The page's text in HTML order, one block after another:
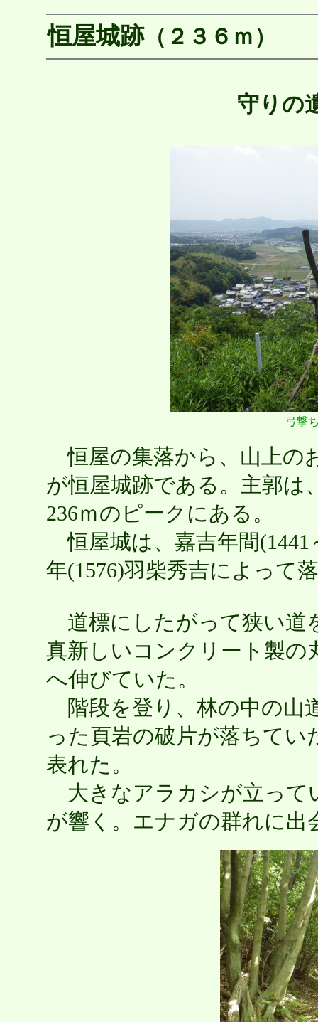
恒屋城跡（２３６ｍ）
守りの
弓撃
恒屋の集落から、山上の
が恒屋城跡である。主郭は
236ｍのピークにある。
恒屋城は、嘉吉年間(1441
年(1576)羽柴秀吉によって
道標にしたがって狭い道
真新しいコンクリート製の
へ伸びていた。
階段を登り、林の中の山
った頁岩の破片が落ちて
表れた。
大きなアラカシが立って
が響く。エナガの群れに出